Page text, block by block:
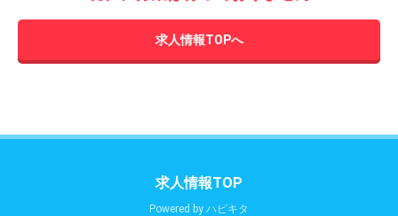
求人情報TOPへ
求人情報TOP
Powered by ハピキタ